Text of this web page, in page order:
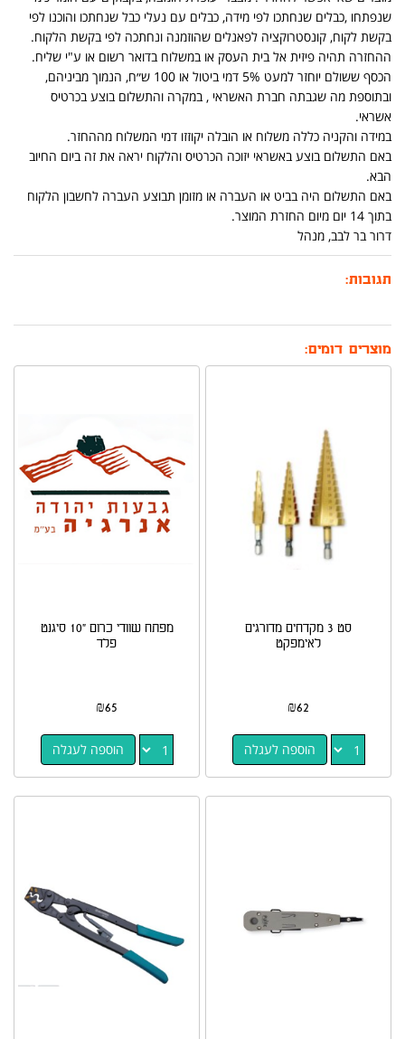
שנפתחו ,כבלים שנחתכו לפי מידה, כבלים עם נעלי כבל שנחתכו והוכנו לפי
בקשת לקוח, קונסטרוקציה לפאנלים שהוזמנה ונחתכה לפי בקשת הלקוח.
ההחזרה תהיה פיזית אל בית העסק או במשלוח בדואר רשום או ע"י שליח.
הכסף ששולם יוחזר למעט 5% דמי ביטול או 100 ש״ח, הנמוך מביניהם,
ובתוספת מה שגבתה חברת האשראי , במקרה והתשלום בוצע בכרטיס
אשראי.
במידה והקניה כללה משלוח או הובלה יקוזזו דמי המשלוח מההחזר.
באם התשלום בוצע באשראי יזוכה הכרטיס והלקוח יראה את זה ביום החיוב
הבא.
באם התשלום היה בביט או העברה או מזומן תבוצע העברה לחשבון הלקוח
בתוך 14 יום מיום החזרת המוצר.
דרור בר לבב, מנהל
תגובות:
מוצרים דומים:
סט 3 מקדחים מדורגים
לאימפקט
₪62
הוספה לעגלה
מפתח שוודי כרום "10 סיגנט
פלד
₪65
הוספה לעגלה